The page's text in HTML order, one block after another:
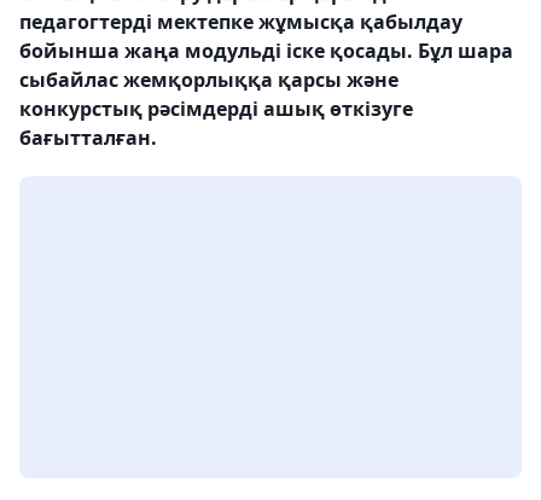
педагогтерді мектепке жұмысқа қабылдау
бойынша жаңа модульді іске қосады. Бұл шара
сыбайлас жемқорлыққа қарсы және
конкурстық рәсімдерді ашық өткізуге
бағытталған.